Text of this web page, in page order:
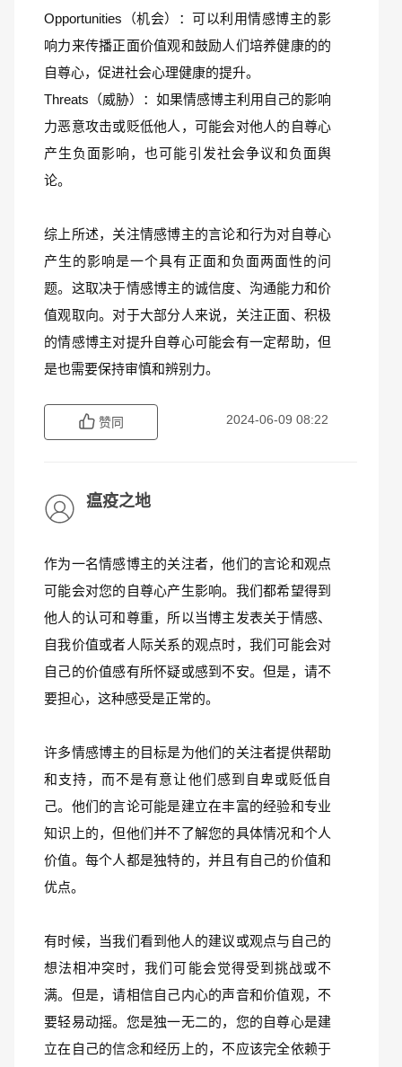
Opportunities（机会）：可以利用情感博主的影
响力来传播正面价值观和鼓励人们培养健康的的
自尊心，促进社会心理健康的提升。
Threats（威胁）：如果情感博主利用自己的影响
力恶意攻击或贬低他人，可能会对他人的自尊心
产生负面影响，也可能引发社会争议和负面舆
论。
综上所述，关注情感博主的言论和行为对自尊心
产生的影响是一个具有正面和负面两面性的问
题。这取决于情感博主的诚信度、沟通能力和价
值观取向。对于大部分人来说，关注正面、积极
的情感博主对提升自尊心可能会有一定帮助，但
是也需要保持审慎和辨别力。
赞同 2024-06-09 08:22
瘟疫之地
作为一名情感博主的关注者，他们的言论和观点
可能会对您的自尊心产生影响。我们都希望得到
他人的认可和尊重，所以当博主发表关于情感、
自我价值或者人际关系的观点时，我们可能会对
自己的价值感有所怀疑或感到不安。但是，请不
要担心，这种感受是正常的。
许多情感博主的目标是为他们的关注者提供帮助
和支持，而不是有意让他们感到自卑或贬低自
己。他们的言论可能是建立在丰富的经验和专业
知识上的，但他们并不了解您的具体情况和个人
价值。每个人都是独特的，并且有自己的价值和
优点。
有时候，当我们看到他人的建议或观点与自己的
想法相冲突时，我们可能会觉得受到挑战或不
满。但是，请相信自己内心的声音和价值观，不
要轻易动摇。您是独一无二的，您的自尊心是建
立在自己的信念和经历上的，不应该完全依赖于